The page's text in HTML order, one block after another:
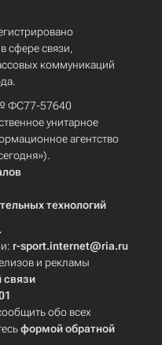
сфере связи,
коммуникаций
ФС77-57640
унитарное
агентство
технологий
r-sport.internet@ria.ru
и рекламы
связи
обо всех
формой обратной